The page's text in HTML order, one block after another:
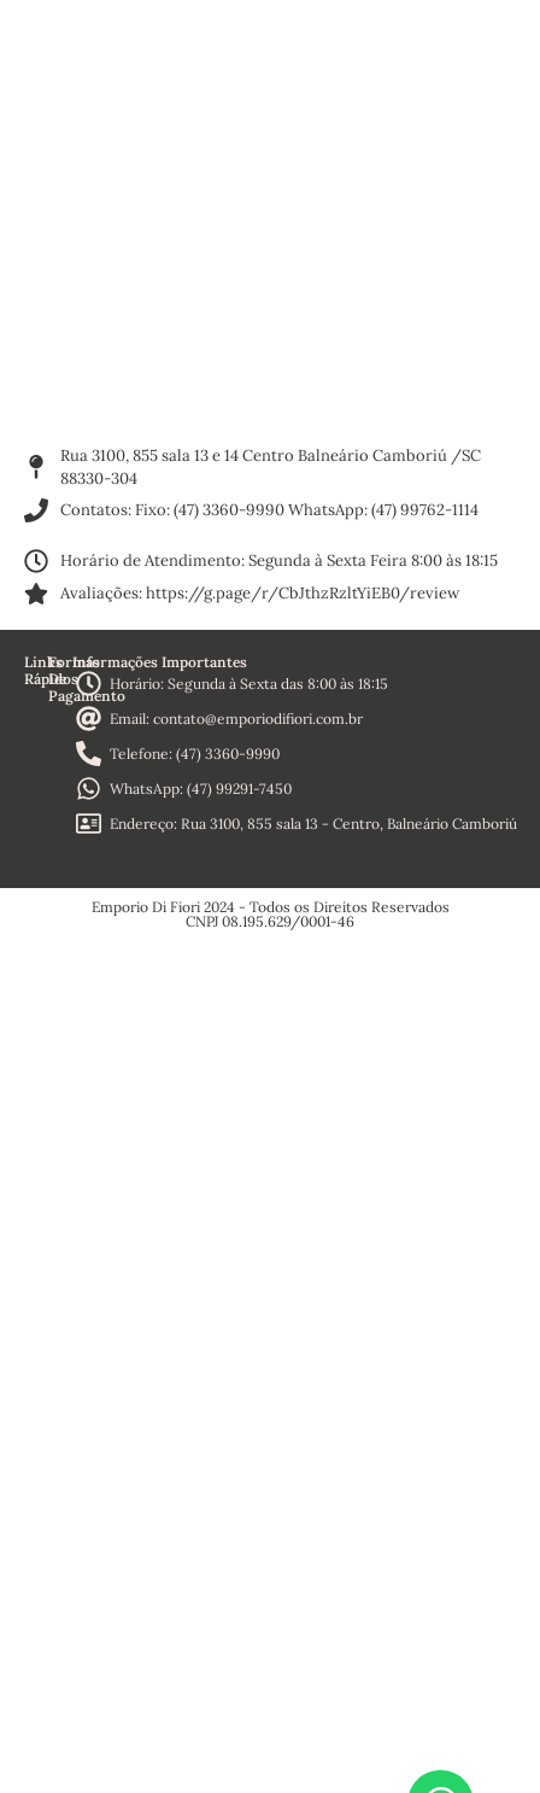
Rua 3100, 855 sala 13 e 14 Centro Balneário Camboriú /SC
88330-304
Contatos: Fixo: (47) 3360-9990 WhatsApp: (47) 99762-1114
Horário de Atendimento: Segunda à Sexta Feira 8:00 às 18:15
Avaliações: https://g.page/r/CbJthzRzltYiEB0/review
Links
Rápidos
Termos e
Condições
Política de
Reembolso
Formas
De
Pagamento
Informações Importantes
Horário: Segunda à Sexta das 8:00 às 18:15
Email: contato@emporiodifiori.com.br
Telefone: (47) 3360-9990
WhatsApp: (47) 99291-7450
Endereço: Rua 3100, 855 sala 13 - Centro, Balneário Camboriú
Emporio Di Fiori 2024 - Todos os Direitos Reservados
CNPJ 08.195.629/0001-46